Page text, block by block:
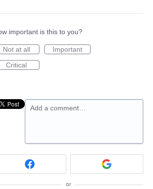
important is this to you?
Not at all
Important
Critical
Add a comment…
or